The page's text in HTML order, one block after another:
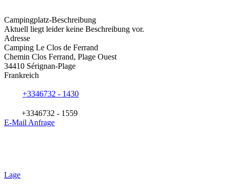
Campingplatz-Beschreibung
Aktuell liegt leider keine Beschreibung vor.
Adresse
Camping Le Clos de Ferrand
Chemin Clos Ferrand, Plage Ouest
34410 Sérignan-Plage
Frankreich
+3346732 - 1430
+3346732 - 1559
E-Mail Anfrage
Lage